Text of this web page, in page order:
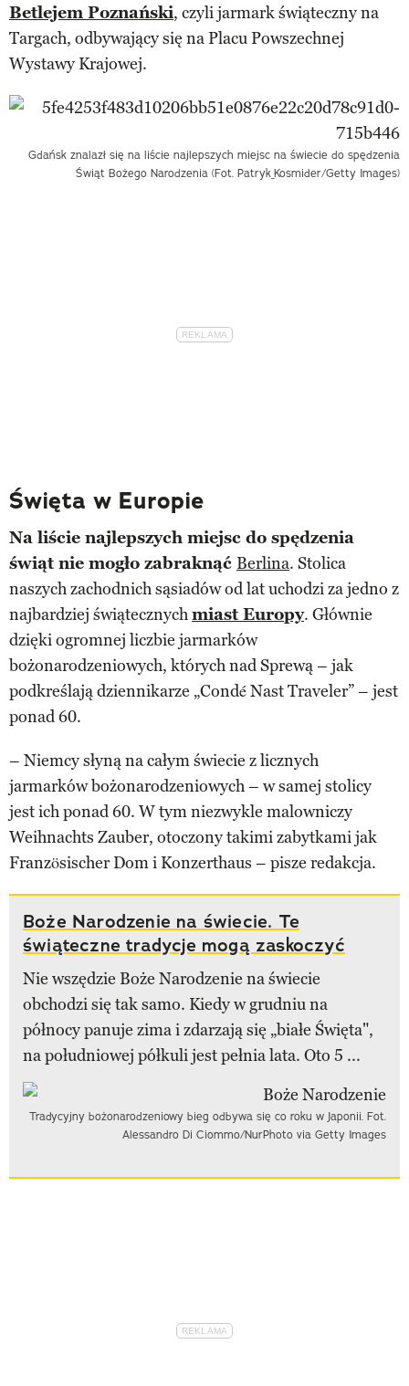
Betlejem Poznański, czyli jarmark świąteczny na
Targach, odbywający się na Placu Powszechnej
Wystawy Krajowej.
Gdańsk znalazł się na liście najlepszych miejsc na świecie do spędzenia
Świąt Bożego Narodzenia (Fot. Patryk_Kosmider/Getty Images)
Święta w Europie
Na liście najlepszych miejsc do spędzenia
świąt nie mogło zabraknąć Berlina. Stolica
naszych zachodnich sąsiadów od lat uchodzi za jedno z
najbardziej świątecznychmiast Europy. Głównie
dzięki ogromnej liczbie jarmarków
bożonarodzeniowych, których nad Sprewą – jak
podkreślają dziennikarze „Condé Nast Traveler” – jest
ponad 60.
– Niemcy słyną na całym świecie z licznych
jarmarków bożonarodzeniowych – w samej stolicy
jest ich ponad 60. W tym niezwykle malowniczy
Weihnachts Zauber, otoczony takimi zabytkami jak
Französischer Dom i Konzerthaus – pisze redakcja.
Boże Narodzenie na świecie. Te
świąteczne tradycje mogą zaskoczyć
Nie wszędzie Boże Narodzenie na świecie
obchodzi się tak samo. Kiedy w grudniu na
północy panuje zima i zdarzają się „białe Święta",
na południowej półkuli jest pełnia lata. Oto 5 ...
Tradycyjny bożonarodzeniowy bieg odbywa się co roku w Japonii. Fot.
Alessandro Di Ciommo/NurPhoto via Getty Images